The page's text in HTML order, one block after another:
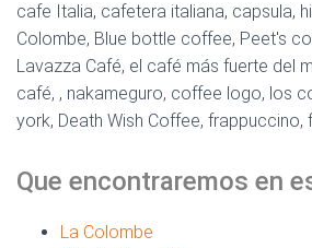
Que encontraremos en
La Colombe